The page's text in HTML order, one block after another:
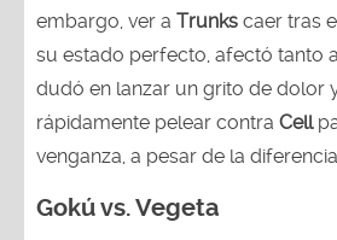
embargo, ver a Trunks caer tras
su estado perfecto, afectó tanto a
dudó en lanzar un grito de dolor
rápidamente pelear contra Cell
venganza, a pesar de la
Gokú vs. Vegeta